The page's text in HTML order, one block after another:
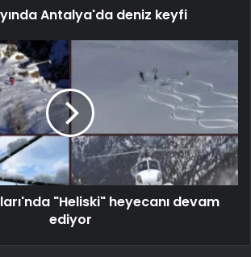
Antalya'da deniz keyfi
"Heliski" heyecanı devam
ediyor